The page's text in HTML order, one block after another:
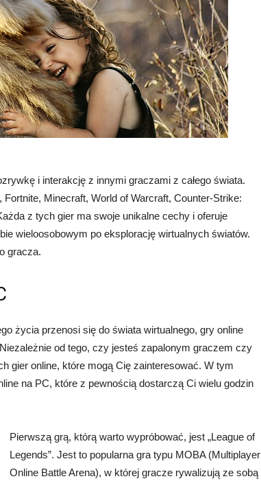
i interakcję z innymi graczami z całego świata.
Minecraft, World of Warcraft, Counter-Strike:
z tych gier ma swoje unikalne cechy i oferuje
wieloosobowym po eksplorację wirtualnych światów.
gracza.
życia przenosi się do świata wirtualnego, gry online
od tego, czy jesteś zapalonym graczem czy
gier online, które mogą Cię zainteresować. W tym
na PC, które z pewnością dostarczą Ci wielu godzin
Pierwszą grą, którą warto wypróbować, jest „League of
Legends”. Jest to popularna gra typu MOBA (Multiplayer
Online Battle Arena), w której gracze rywalizują ze sobą